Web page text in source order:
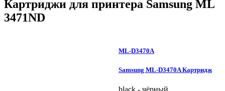
Картриджи для принтера Samsung ML
3471ND
ML-D3470A
Samsung ML-D3470A Картридж